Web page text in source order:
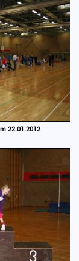
22.01.2012